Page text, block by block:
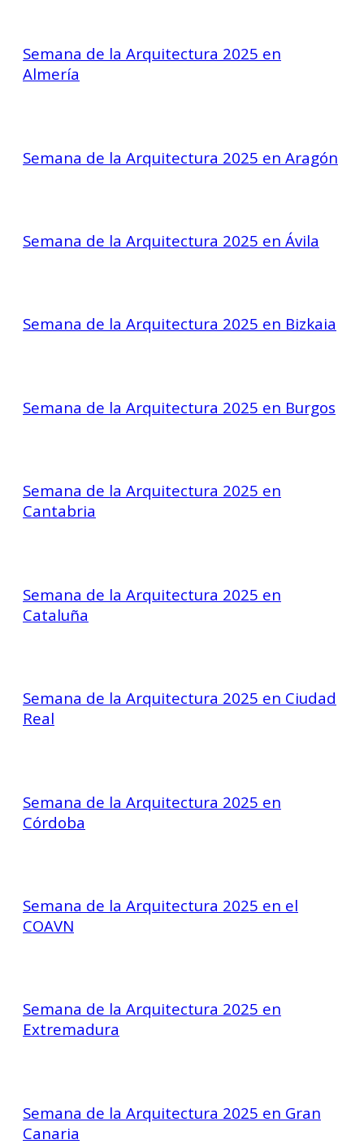
Semana de la Arquitectura 2025 en
Almería
Semana de la Arquitectura 2025 en Aragón
Semana de la Arquitectura 2025 en Ávila
Semana de la Arquitectura 2025 en Bizkaia
Semana de la Arquitectura 2025 en Burgos
Semana de la Arquitectura 2025 en
Cantabria
Semana de la Arquitectura 2025 en
Cataluña
Semana de la Arquitectura 2025 en Ciudad
Real
Semana de la Arquitectura 2025 en
Córdoba
Semana de la Arquitectura 2025 en el
COAVN
Semana de la Arquitectura 2025 en
Extremadura
Semana de la Arquitectura 2025 en Gran
Canaria